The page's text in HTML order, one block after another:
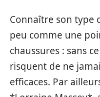
Connaître son type
peu comme une
chaussures : sans
risquent de ne
efficaces. Par